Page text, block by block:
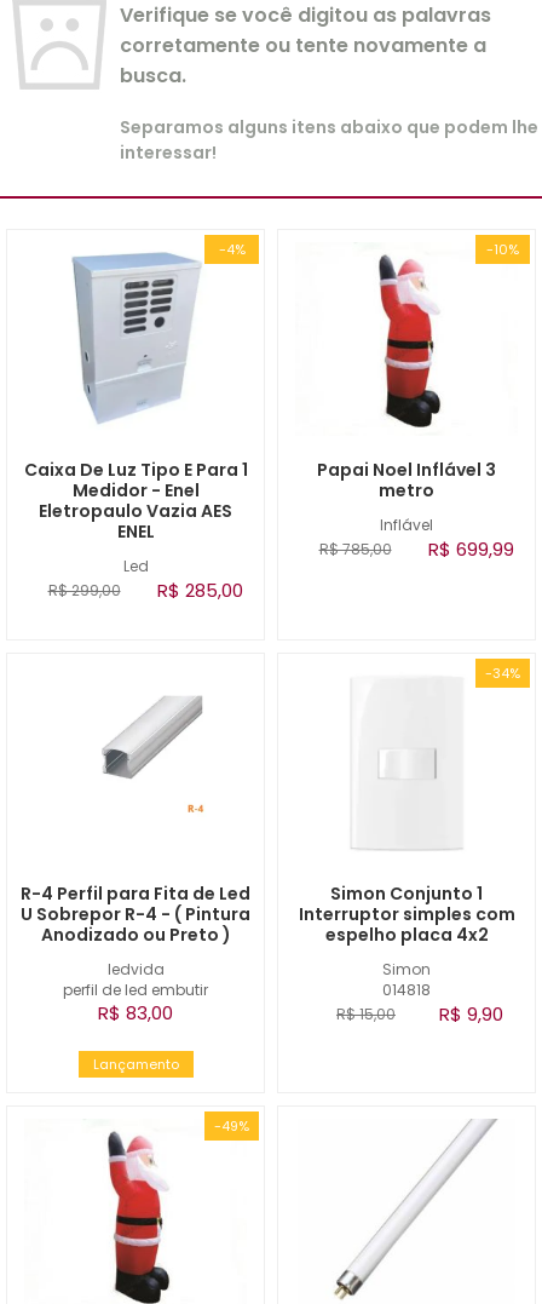
Verifique se você digitou as palavras
corretamente ou tente novamente a
busca.
Separamos alguns itens abaixo que podem lhe
interessar!
-4%
Led
Caixa De Luz Tipo E Para 1
Medidor - Enel
Eletropaulo Vazia AES
ENEL
R$ 299,00 R$ 285,00
-10%
Inflável
Papai Noel Inflável 3
metro
R$ 785,00 R$ 699,99
ledvida
perfil de led embutir
R-4 Perfil para Fita de Led
U Sobrepor R-4 - ( Pintura
Anodizado ou Preto )
R$ 83,00
Lançamento
-34%
Simon
014818
Simon Conjunto 1
Interruptor simples com
espelho placa 4x2
R$ 15,00 R$ 9,90
-49%